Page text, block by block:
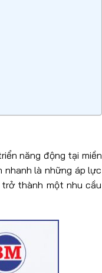
năng động tại miền
nhanh là những áp lực
thành một nhu cầu